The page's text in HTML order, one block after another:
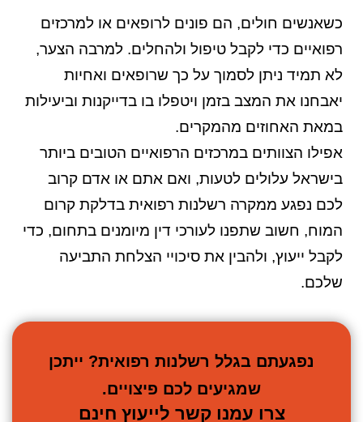
כשאנשים חולים, הם פונים לרופאים או למרכזים
רפואיים כדי לקבל טיפול ולהחלים. למרבה הצער,
לא תמיד ניתן לסמוך על כך שרופאים ואחיות
יאבחנו את המצב בזמן ויטפלו בו בדייקנות וביעילות
במאת האחוזים מהמקרים.
אפילו הצוותים במרכזים הרפואיים הטובים ביותר
בישראל עלולים לטעות, ואם אתם או אדם קרוב
לכם נפגע ממקרה רשלנות רפואית בדלקת קרום
המוח, חשוב שתפנו לעורכי דין מיומנים בתחום, כדי
לקבל ייעוץ, ולהבין את סיכויי הצלחת התביעה
שלכם.
נפגעתם בגלל רשלנות רפואית? ייתכן
שמגיעים לכם פיצויים.
צרו עמנו קשר לייעוץ חינם